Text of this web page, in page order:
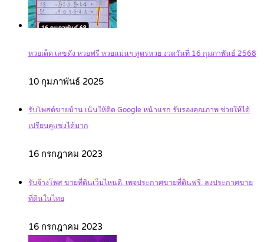
หวยเด็ด เลขดัง หวยฟรี หวยแม่นๆ สูตรหวย งวดวันที่ 16 กุมภาพันธ์ 2568
10 กุมภาพันธ์ 2025
รับโพสต์ขายบ้าน เน้นให้ติด Google หน้าแรก รับรองคุณภาพ ช่วยให้ได้
เปรียบคู่แข่งได้มาก
16 กรกฎาคม 2023
รับจ้างโพส ขายที่ดินเว็บไหนดี, เพจประกาศขายที่ดินฟรี, ลงประกาศขาย
ที่ดินในไทย
16 กรกฎาคม 2023